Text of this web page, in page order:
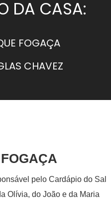
DA CASA:
FOGAÇA
CHAVEZ
pelo Cardápio do Sal
Olívia, do João e da Maria